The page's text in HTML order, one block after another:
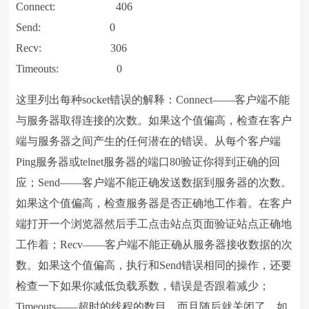
Connect: 406
Send: 0
Recv: 306
Timeouts: 0
这里列出每种socket错误的解释：Connect——客户端不能
与服务器取得连接的次数。如果这个值偏高，检查在客户
端与服务器之间产生的任何潜在的错误。从每个客户端
Ping服务器或telnet服务器的端口80验证你得到正确的回
应；Send——客户端不能正确发送数据到服务器的次数。
如果这个值偏高，检查服务器是否正确地工作着。在客户
端打开一个浏览器然后手工点击站点页面验证站点正确地
工作着；Recv——客户端不能正确从服务器接收数据的次
数。如果这个值偏高，执行和Send错误相同的操作，还要
检查一下如果你减低负载系数，错误是否跟着减少；
Timeouts——超时的线程的数目，而且随后就关闭了。如